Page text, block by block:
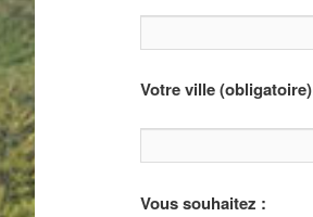
Votre ville (obligatoire)
Vous souhaitez :